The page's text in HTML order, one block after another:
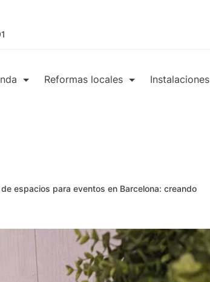
Reformas locales Instalaciones
espacios para eventos en Barcelona: creando